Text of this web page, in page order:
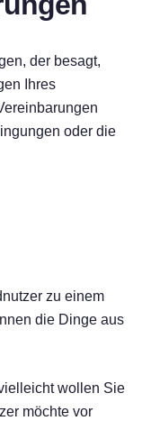
der besagt,
Ihres
oder die
zu einem
die Dinge aus
wollen Sie
möchte vor